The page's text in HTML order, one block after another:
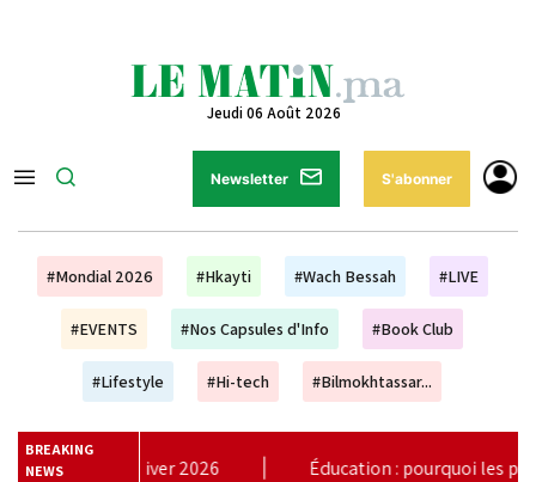
Jeudi 06 Août 2026
Newsletter S'abonner
#Mondial 2026 #Hkayti #Wach Bessah #LIVE
#EVENTS #Nos Capsules d'Info #Book Club
#Lifestyle #Hi-tech #Bilmokhtassar...
BREAKING
NEWS
: pourquoi les plans à dix ans ne suffisent plus (Unesco) |